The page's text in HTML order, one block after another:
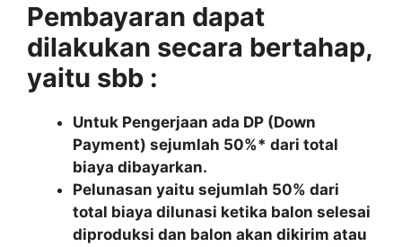
Pembayaran dapat
dilakukan secara bertahap,
yaitu sbb :
Untuk Pengerjaan ada DP (Down
Payment) sejumlah 50%* dari total
biaya dibayarkan.
Pelunasan yaitu sejumlah 50% dari
total biaya dilunasi ketika balon selesai
diproduksi dan balon akan dikirim atau